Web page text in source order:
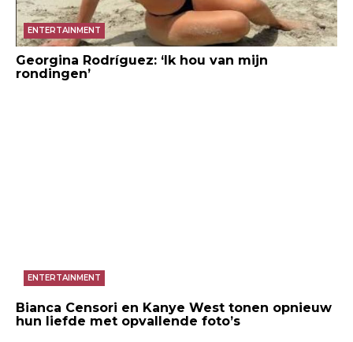
ENTERTAINMENT
Georgina Rodríguez: ‘Ik hou van mijn
rondingen’
ENTERTAINMENT
Bianca Censori en Kanye West tonen opnieuw
hun liefde met opvallende foto’s